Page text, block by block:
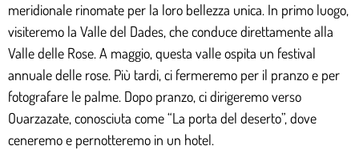
meridionale rinomate per la loro bellezza unica. In primo luogo,
visiteremo la Valle del Dades, che conduce direttamente alla
Valle delle Rose. A maggio, questa valle ospita un festival
annuale delle rose. Più tardi, ci fermeremo per il pranzo e per
fotografare le palme. Dopo pranzo, ci dirigeremo verso
Ouarzazate, conosciuta come “La porta del deserto”, dove
ceneremo e pernotteremo in un hotel.